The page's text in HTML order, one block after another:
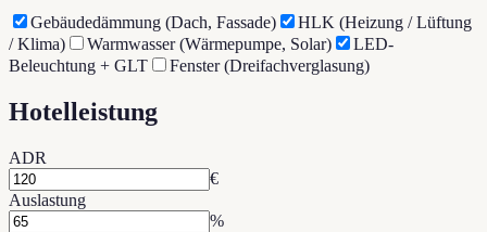
Gebäudedämmung (Dach, Fassade)
HLK (Heizung / Lüftung
/ Klima)
Warmwasser (Wärmepumpe, Solar)
LED-
Beleuchtung + GLT
Fenster (Dreifachverglasung)
Hotelleistung
ADR
€
Auslastung
%